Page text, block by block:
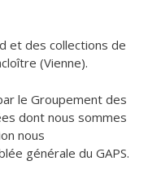
et des collections de
(Vienne).
le Groupement des
dont nous sommes
nous
générale du GAPS.